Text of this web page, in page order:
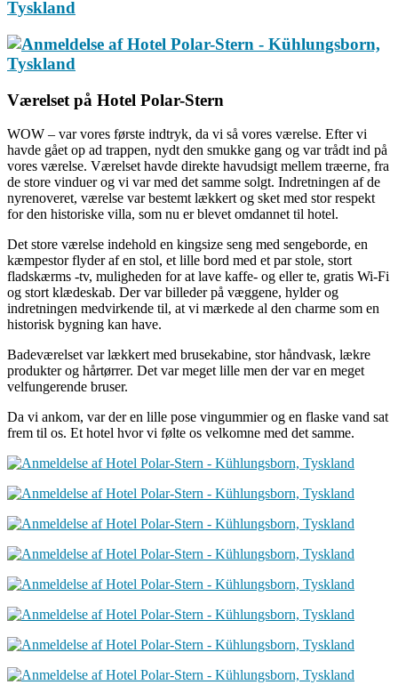
Værelset på Hotel Polar-Stern
WOW – var vores første indtryk, da vi så vores værelse. Efter vi
havde gået op ad trappen, nydt den smukke gang og var trådt ind på
vores værelse. Værelset havde direkte havudsigt mellem træerne, fra
de store vinduer og vi var med det samme solgt. Indretningen af de
nyrenoveret, værelse var bestemt lækkert og sket med stor respekt
for den historiske villa, som nu er blevet omdannet til hotel.
Det store værelse indehold en kingsize seng med sengeborde, en
kæmpestor flyder af en stol, et lille bord med et par stole, stort
fladskærms -tv, muligheden for at lave kaffe- og eller te, gratis Wi-Fi
og stort klædeskab. Der var billeder på væggene, hylder og
indretningen medvirkende til, at vi mærkede al den charme som en
historisk bygning kan have.
Badeværelset var lækkert med brusekabine, stor håndvask, lækre
produkter og hårtørrer. Det var meget lille men der var en meget
velfungerende bruser.
Da vi ankom, var der en lille pose vingummier og en flaske vand sat
frem til os. Et hotel hvor vi følte os velkomne med det samme.